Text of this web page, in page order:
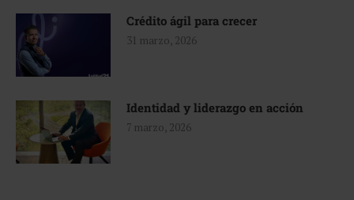
Crédito ágil para crecer
31 marzo, 2026
Identidad y liderazgo en acción
7 marzo, 2026